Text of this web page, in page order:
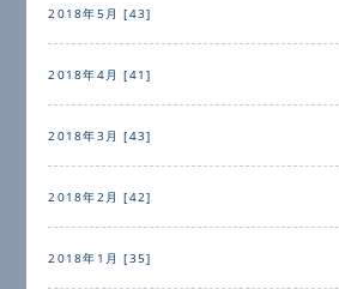
2018年5月 [43]
2018年4月 [41]
2018年3月 [43]
2018年2月 [42]
2018年1月 [35]